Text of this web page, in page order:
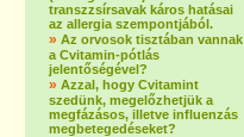
transzzsírsavak káros hatásai
az allergia szempontjából.
» Az orvosok tisztában vannak
a Cvitamin-pótlás
jelentőségével?
» Azzal, hogy Cvitamint
szedünk, megelőzhetjük a
megfázásos, illetve influenzás
megbetegedéseket?